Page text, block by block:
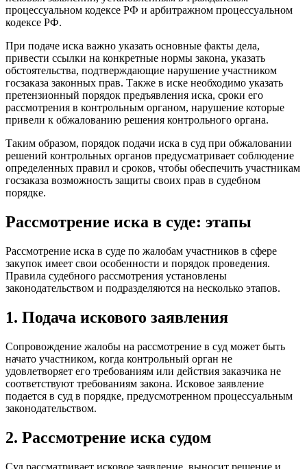
процессуальном кодексе РФ и арбитражном процессуальном
кодексе РФ.
При подаче иска важно указать основные факты дела,
привести ссылки на конкретные нормы закона, указать
обстоятельства, подтверждающие нарушение участником
госзаказа законных прав. Также в иске необходимо указать
претензионный порядок предъявления иска, сроки его
рассмотрения в контрольным органом, нарушение которые
привели к обжалованию решения контрольного органа.
Таким образом, порядок подачи иска в суд при обжаловании
решений контрольных органов предусматривает соблюдение
определенных правил и сроков, чтобы обеспечить участникам
госзаказа возможность защиты своих прав в судебном
порядке.
Рассмотрение иска в суде: этапы
Рассмотрение иска в суде по жалобам участников в сфере
закупок имеет свои особенности и порядок проведения.
Правила судебного рассмотрения установлены
законодательством и подразделяются на несколько этапов.
1. Подача искового заявления
Сопровождение жалобы на рассмотрение в суд может быть
начато участником, когда контрольный орган не
удовлетворяет его требованиям или действия заказчика не
соответствуют требованиям закона. Исковое заявление
подается в суд в порядке, предусмотренном процессуальным
законодательством.
2. Рассмотрение иска судом
Суд рассматривает исковое заявление, выносит решение и